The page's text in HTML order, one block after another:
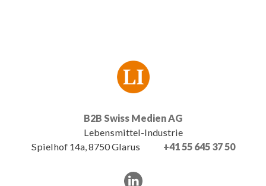
B2B Swiss Medien AG
Lebensmittel-Industrie
Spielhof 14a, 8750 Glarus
+41 55 645 37 50